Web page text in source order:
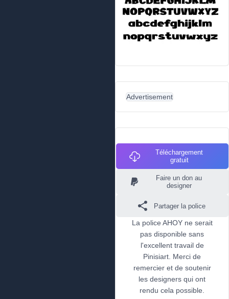
Advertisement
Téléchargement
gratuit
Faire un don au
designer
Partager la police
La police AHOY ne serait
pas disponible sans
l'excellent travail de
Pinisiart. Merci de
remercier et de soutenir
les designers qui ont
rendu cela possible.